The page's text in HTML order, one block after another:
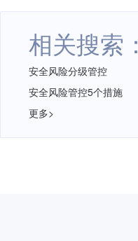
相关搜索：
安全风险分级管控
安全风险管控5个措施
更多>